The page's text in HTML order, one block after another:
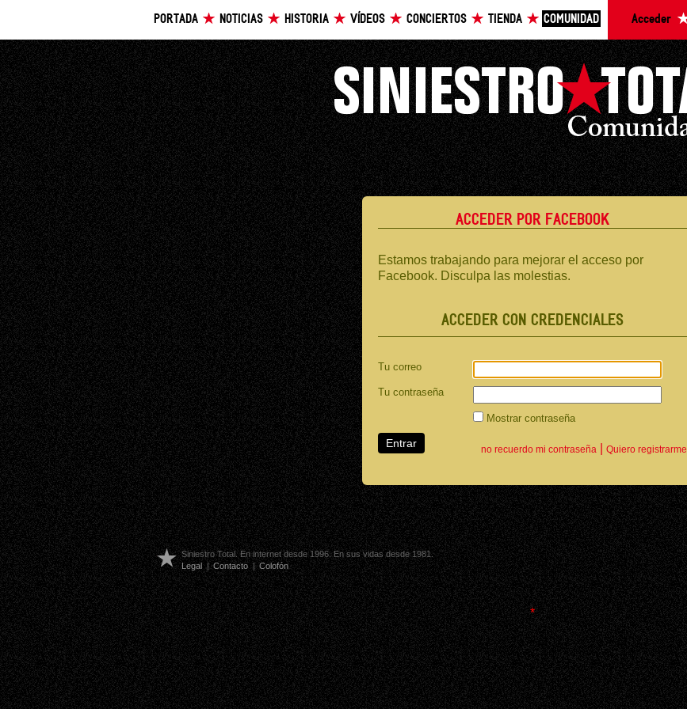
PORTADA NOTICIAS HISTORIA VÍDEOS CONCIERTOS TIENDA COMUNIDAD Acceder
ACCEDER POR FACEBOOK
Estamos trabajando para mejorar el acceso por
Facebook. Disculpa las molestias.
ACCEDER CON CREDENCIALES
Tu correo
Tu contraseña
Mostrar contraseña
no recuerdo mi contraseña Quiero registrarme
Siniestro Total. En internet desde 1996. En sus vidas desde 1981.
Legal | Contacto | Colofón
*